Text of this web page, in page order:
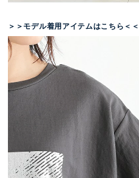
＞＞モデル着用アイテムはこちら＜＜